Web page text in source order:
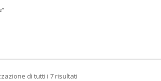
di tutti i 7 risultati